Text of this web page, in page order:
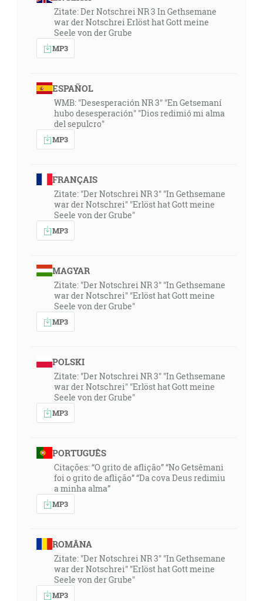
Zitate: Der Notschrei NR 3 In Gethsemane
war der Notschrei Erlöst hat Gott meine
Seele von der Grube
MP3
ESPAÑOL
WMB: "Desesperación NR 3" "En Getsemaní
hubo desesperación" "Dios redimió mi alma
del sepulcro"
MP3
FRANÇAIS
Zitate: "Der Notschrei NR 3" "In Gethsemane
war der Notschrei" "Erlöst hat Gott meine
Seele von der Grube"
MP3
MAGYAR
Zitate: "Der Notschrei NR 3" "In Gethsemane
war der Notschrei" "Erlöst hat Gott meine
Seele von der Grube"
MP3
POLSKI
Zitate: "Der Notschrei NR 3" "In Gethsemane
war der Notschrei" "Erlöst hat Gott meine
Seele von der Grube"
MP3
PORTUGUÊS
Citações: “O grito de aflição” “No Getsêmani
foi o grito de aflição” “Da cova Deus redimiu
a minha alma”
MP3
ROMÂNA
Zitate: "Der Notschrei NR 3" "In Gethsemane
war der Notschrei" "Erlöst hat Gott meine
Seele von der Grube"
MP3